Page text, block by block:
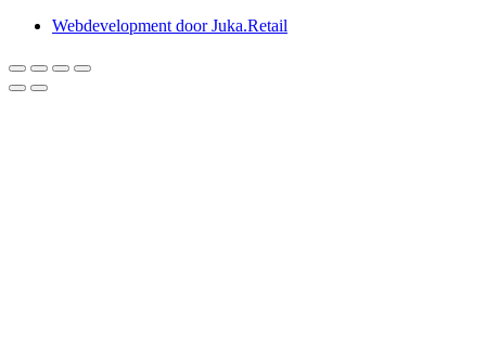
Webdevelopment door Juka.Retail